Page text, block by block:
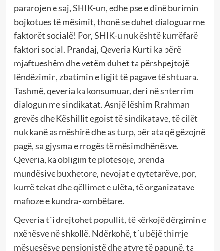
pararojen e saj, SHIK-un, edhe pse e dinë burimin
bojkotues të mësimit, thonë se duhet dialoguar me
faktorët socialë! Por, SHIK-u nuk është kurrëfarë
faktori social. Prandaj, Qeveria Kurti ka bërë
mjaftueshëm dhe vetëm duhet ta përshpejtojë
lëndëzimin, zbatimin e ligjit të pagave të shtuara.
Tashmë, qeveria ka konsumuar, deri në shterrim
dialogun me sindikatat. Asnjë lëshim Rrahman
grevës dhe Këshillit egoist të sindikatave, të cilët
nuk kanë as mëshirë dhe as turp, për ata që gëzojnë
pagë, sa gjysma e rrogës të mësimdhënësve.
Qeveria, ka obligim të plotësojë, brenda
mundësive buxhetore, nevojat e qytetarëve, por,
kurrë tekat dhe qëllimet e ulëta, të organizatave
mafioze e kundra-kombëtare.
Qeveria t´i drejtohet popullit, të kërkojë dërgimin e
nxënësve në shkollë. Ndërkohë, t´u bëjë thirrje
mësuesësve pensionistë dhe atyre të papunë, ta